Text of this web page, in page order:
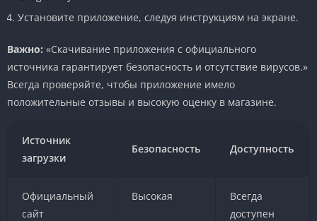
Установите приложение, следуя инструкциям на экране.
Важно: «Скачивание приложения с официального
источника гарантирует безопасность и отсутствие вирусов.»
Всегда проверяйте, чтобы приложение имело
положительные отзывы и высокую оценку в магазине.
Источник
загрузки
Безопасность Доступность
Официальный
сайт
Высокая
Всегда
доступен